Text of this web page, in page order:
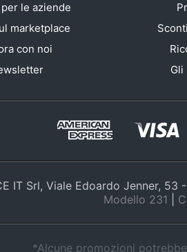
per le aziende
marketplace
con noi
Gli
IT Srl, Viale Edoardo Jenner,
Modello 231
*Alcune promozioni